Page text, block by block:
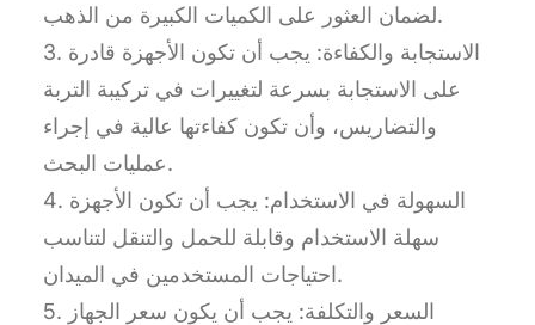
لضمان العثور على الكميات الكبيرة من الذهب.
3. الاستجابة والكفاءة: يجب أن تكون الأجهزة قادرة
على الاستجابة بسرعة لتغييرات في تركيبة التربة
والتضاريس، وأن تكون كفاءتها عالية في إجراء
عمليات البحث.
4. السهولة في الاستخدام: يجب أن تكون الأجهزة
سهلة الاستخدام وقابلة للحمل والتنقل لتناسب
احتياجات المستخدمين في الميدان.
5. السعر والتكلفة: يجب أن يكون سعر الجهاز